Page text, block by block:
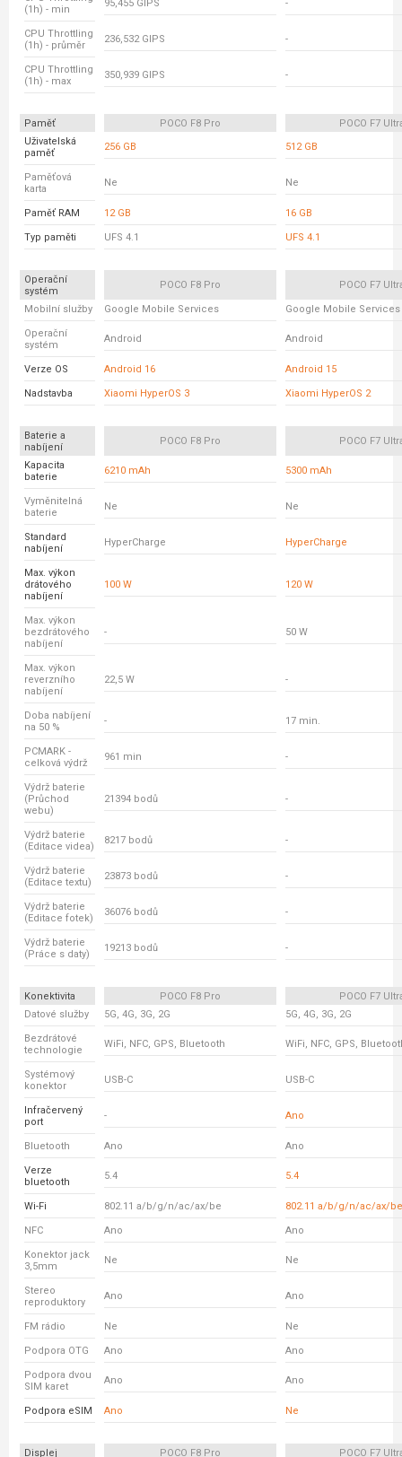
(1h) - min
95,455 GIPS -
CPU Throttling
(1h) - průměr
236,532 GIPS -
CPU Throttling
(1h) - max
350,939 GIPS -
Paměť POCO F8 Pro
POCO F7
Uživatelská
paměť
256 GB 512 GB
Paměťová
karta
Ne Ne
Paměť RAM 12 GB 16 GB
Typ paměti UFS 4.1 UFS 4.1
Operační
systém
POCO F8 Pro POCO F7
Mobilní služby Google Mobile Services Google Mobile Services
Operační
systém
Android Android
Verze OS Android 16 Android 15
Nadstavba Xiaomi HyperOS 3 Xiaomi HyperOS 2
Baterie a
nabíjení
POCO F8 Pro POCO F7
Kapacita
baterie
6210 mAh 5300 mAh
Vyměnitelná
baterie
Ne Ne
Standard
nabíjení
HyperCharge HyperCharge
Max. výkon
drátového
nabíjení
100 W 120 W
Max. výkon
bezdrátového
nabíjení
- 50 W
Max. výkon
reverzního
nabíjení
22,5 W -
Doba nabíjení
na 50 %
- 17 min.
PCMARK -
celková výdrž
961 min -
Výdrž baterie
(Průchod
webu)
21394 bodů -
Výdrž baterie
(Editace videa)
8217 bodů -
Výdrž baterie
(Editace textu)
23873 bodů -
Výdrž baterie
(Editace fotek)
36076 bodů -
Výdrž baterie
(Práce s daty)
19213 bodů -
Konektivita POCO F8 Pro
POCO F7
Datové služby
5G, 4G, 3G, 2G 5G, 4G, 3G, 2G
Bezdrátové
technologie
WiFi, NFC, GPS, Bluetooth WiFi, NFC, GPS,
Systémový
konektor
USB-C USB-C
Infračervený
port
- Ano
Bluetooth Ano Ano
Verze
bluetooth
5.4 5.4
Wi-Fi 802.11 a/b/g/n/ac/ax/be 802.11 a/b/g/n/ac/ax/be
NFC Ano Ano
Konektor jack
3,5mm
Ne Ne
Stereo
reproduktory
Ano Ano
FM rádio Ne Ne
Podpora OTG Ano Ano
Podpora dvou
SIM karet
Ano Ano
Podpora eSIM Ano Ne
Displej POCO F8 Pro POCO F7